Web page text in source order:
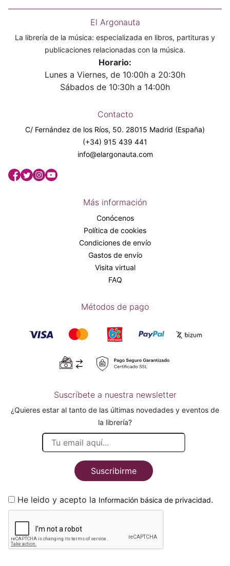
El Argonauta
La librería de la música: especializada en libros, partituras y
publicaciones relacionadas con la música.
Horario:
Lunes a Viernes, de 10:00h a 20:30h
Sábados de 10:30h a 14:00h
Contacto
C/ Fernández de los Ríos, 50. 28015 Madrid (España)
(+34) 915 439 441
info@elargonauta.com
Más información
Conócenos
Política de cookies
Condiciones de envío
Gastos de envío
Visita virtual
FAQ
Métodos de pago
Suscríbete a nuestra newsletter
¿Quieres estar al tanto de las últimas novedades y eventos de
la librería?
Suscribirme
He leido y acepto la Información básica de privacidad.